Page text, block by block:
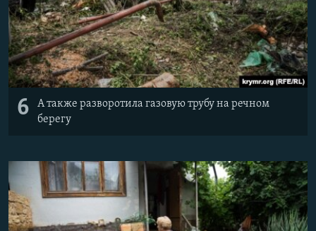
6
А также разворотила газовую трубу на речном
берегу